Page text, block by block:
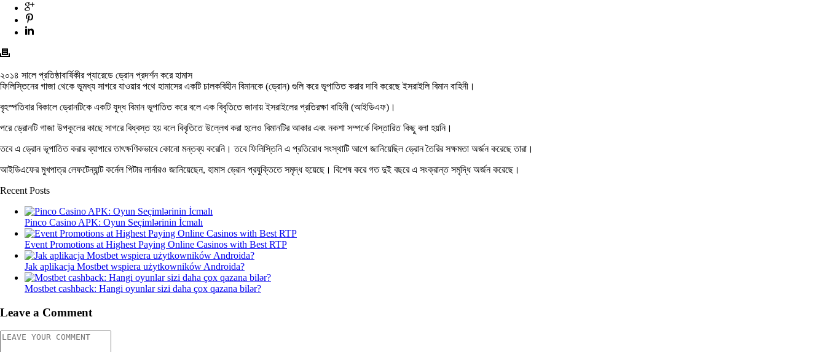
২০১৪ সালে প্রতিষ্ঠাবার্ষিকীর প্যারেডে ড্রোন প্রদর্শন করে হামাস
ফিলিস্তিনের গাজা থেকে ভূমধ্য সাগরে যাওয়ার পথে হামাসের একটি চালকবিহীন বিমানকে (ড্রোন) গুলি করে ভূপাতিত করার দাবি করেছে ইসরাইলি বিমান বাহিনী।
বৃহস্পতিবার বিকালে ড্রোনটিকে একটি যুদ্ধ বিমান ভূপাতিত করে বলে এক বিবৃতিতে জানায় ইসরাইলের প্রতিরক্ষা বাহিনী (আইডিএফ)।
পরে ড্রোনটি গাজা উপকূলের কাছে সাগরে বিধ্বস্ত হয় বলে বিবৃতিতে উল্লেখ করা হলেও বিমানটির আকার এবং নকশা সম্পর্কে বিস্তারিত কিছু বলা হয়নি।
তবে এ ড্রোন ভূপাতিত করার ব্যাপারে তাৎক্ষণিকভাবে কোনো মন্তব্য করেনি। তবে ফিলিস্তিনি এ প্রতিরোধ সংস্থাটি আগে জানিয়েছিল ড্রোন তৈরির সক্ষমতা অর্জন করেছে তারা।
আইডিএফের মুখপাত্র লেফটেন্যান্ট কর্নেল পিটার লার্নারও জানিয়েছেন, হামাস ড্রোন প্রযুক্তিতে সমৃদ্ধ হয়েছে। বিশেষ করে গত দুই বছরে এ সংক্রান্ত সমৃদ্ধি অর্জন করেছে।
Recent Posts
Pinco Casino APK: Oyun Seçimlərinin İcmalı
Event Promotions at Highest Paying Online Casinos with Best RTP
Jak aplikacja Mostbet wspiera użytkowników Androida?
Mostbet cashback: Hangi oyunlar sizi daha çox qazana bilər?
Leave a Comment